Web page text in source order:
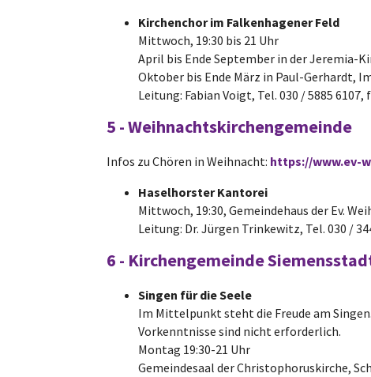
Kirchenchor im Falkenhagener Feld
Mittwoch, 19:30 bis 21 Uhr
April bis Ende September in der Jeremia-
Oktober bis Ende März in Paul-Gerhardt,
Leitung: Fabian Voigt, Tel. 030 / 5885
5 - Weihnachtskirchengemeinde
Infos zu Chören in Weihnacht: https://www.ev-
Haselhorster Kantorei
Mittwoch, 19:30, Gemeindehaus der Ev.
Leitung: Dr. Jürgen Trinkewitz, Tel. 030 /
6 - Kirchengemeinde
Singen für die Seele
Im Mittelpunkt steht die Freude am
Vorkenntnisse sind nicht erforderlich.
Montag 19:30-21 Uhr
Gemeindesaal der Christophoruskirche,